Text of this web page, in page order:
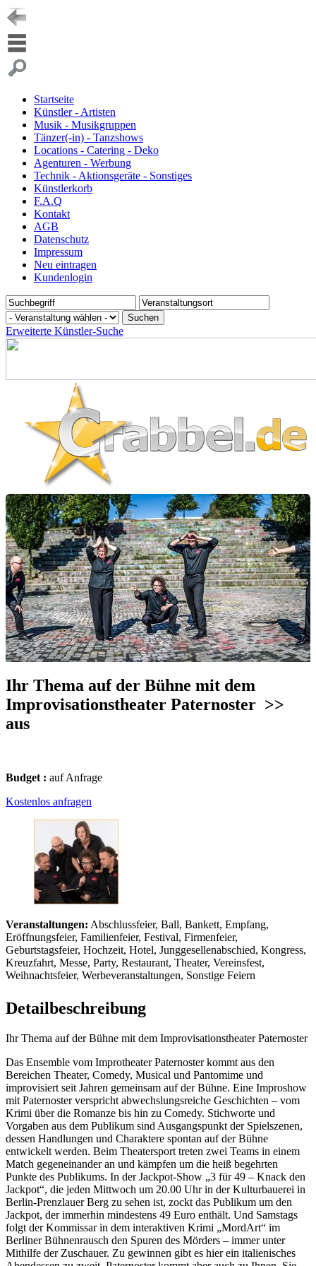
Startseite
Künstler - Artisten
Musik - Musikgruppen
Tänzer(-in) - Tanzshows
Locations - Catering - Deko
Agenturen - Werbung
Technik - Aktionsgeräte - Sonstiges
Künstlerkorb
F.A.Q
Kontakt
AGB
Datenschutz
Impressum
Neu eintragen
Kundenlogin
Erweiterte Künstler-Suche
Ihr Thema auf der Bühne mit dem
Improvisationstheater Paternoster >>
aus
Budget : auf Anfrage
Kostenlos anfragen
Veranstaltungen: Abschlussfeier, Ball, Bankett, Empfang,
Eröffnungsfeier, Familienfeier, Festival, Firmenfeier,
Geburtstagsfeier, Hochzeit, Hotel, Junggesellenabschied, Kongress,
Kreuzfahrt, Messe, Party, Restaurant, Theater, Vereinsfest,
Weihnachtsfeier, Werbeveranstaltungen, Sonstige Feiern
Detailbeschreibung
Ihr Thema auf der Bühne mit dem Improvisationstheater Paternoster
Das Ensemble vom Improtheater Paternoster kommt aus den
Bereichen Theater, Comedy, Musical und Pantomime und
improvisiert seit Jahren gemeinsam auf der Bühne. Eine Improshow
mit Paternoster verspricht abwechslungsreiche Geschichten – vom
Krimi über die Romanze bis hin zu Comedy. Stichworte und
Vorgaben aus dem Publikum sind Ausgangspunkt der Spielszenen,
dessen Handlungen und Charaktere spontan auf der Bühne
entwickelt werden. Beim Theatersport treten zwei Teams in einem
Match gegeneinander an und kämpfen um die heiß begehrten
Punkte des Publikums. In der Jackpot-Show „3 für 49 – Knack den
Jackpot“, die jeden Mittwoch um 20.00 Uhr in der Kulturbauerei in
Berlin-Prenzlauer Berg zu sehen ist, zockt das Publikum um den
Jackpot, der immerhin mindestens 49 Euro enthält. Und Samstags
folgt der Kommissar in dem interaktiven Krimi „MordArt“ im
Berliner Bühnenrausch den Spuren des Mörders – immer unter
Mithilfe der Zuschauer. Zu gewinnen gibt es hier ein italienisches